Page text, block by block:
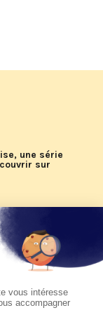
une série
sur
de KTO
Léon
KTO le